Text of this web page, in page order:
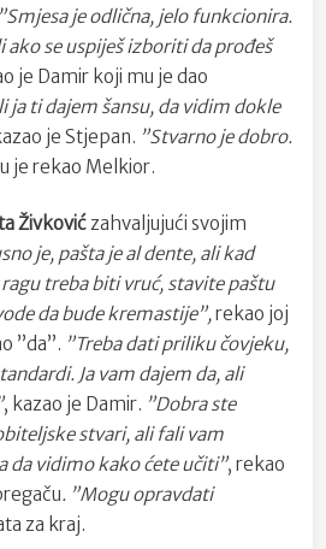
”Smjesa je odlična, jelo funkcionira.
ako se uspiješ izboriti da prođeš
je Damir koji mu je dao
ja ti dajem šansu, da vidim dokle
je Stjepan. ”Stvarno je dobro.
je rekao Melkior.
Živkovićzahvaljujući svojim
je, pašta je al dente, ali kad
treba biti vruć, stavite paštu
da bude kremastije”,rekao joj
”da”. ”Treba dati priliku čovjeku,
Ja vam dajem da, ali
, kazao je Damir. ”Dobra ste
stvari, ali fali vam
da vidimo kako ćete učiti”, rekao
. ”Mogu opravdati
za kraj.